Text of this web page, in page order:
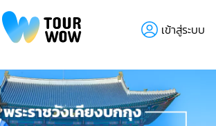
เข้าสู่ระบบ